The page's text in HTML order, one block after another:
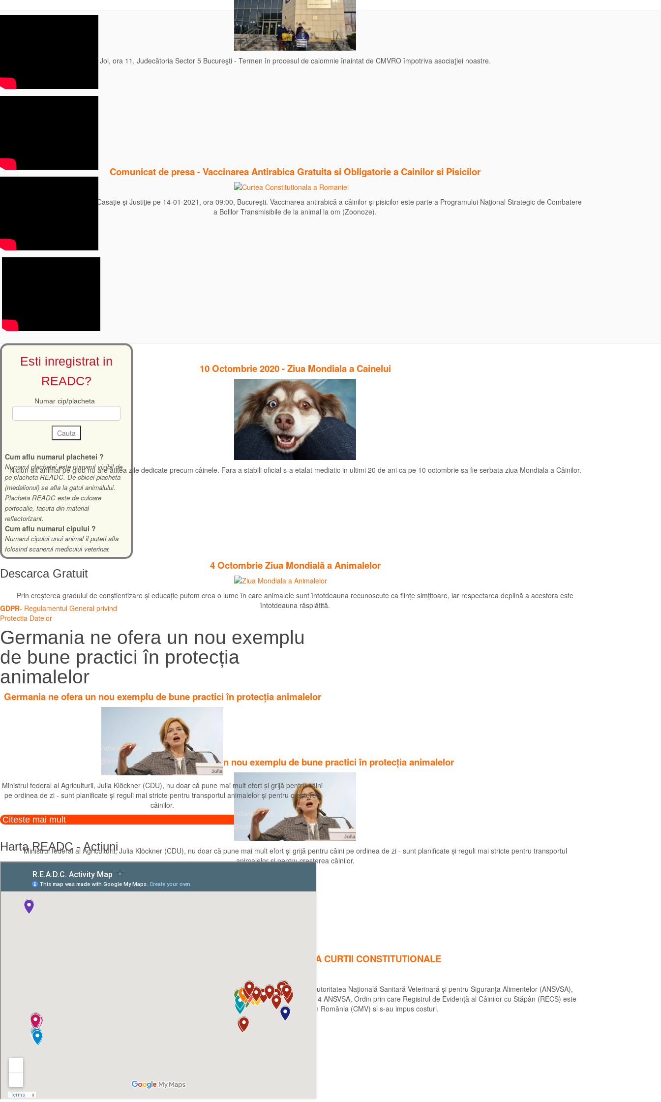
Joi, ora 11, Judecătoria Sector 5 Bucureşti - Termen în procesul de calomnie înaintat de CMVRO împotriva asociaţiei noastre.
Comunicat de presa - Vaccinarea Antirabica Gratuita si Obligatorie a Cainilor si Pisicilor
Se decide la Înalta Curte de Casaţie şi Justiţie pe 14-01-2021, ora 09:00, Bucureşti. Vaccinarea antirabică a câinilor şi pisicilor este parte a Programului Naţional Strategic de Combatere
a Bolilor Transmisibile de la animal la om (Zoonoze).
10 Octombrie 2020 - Ziua Mondiala a Cainelui
Niciun alt animal pe glob nu are atitea zile dedicate precum câinele. Fara a stabili oficial s-a etalat mediatic in ultimi 20 de ani ca pe 10 octombrie sa fie serbata ziua Mondiala a Câinilor.
Citeste mai mult
4 Octombrie Ziua Mondială a Animalelor
Prin creșterea gradului de conștientizare și educație putem crea o lume în care animalele sunt întotdeauna recunoscute ca ființe simțitoare, iar respectarea deplină a acestora este
întotdeauna răsplătită.
Citeste mai mult
Germania ne ofera un nou exemplu de bune practici în protecția animalelor
Ministrul federal al Agriculturii, Julia Klöckner (CDU), nu doar că pune mai mult efort și grijă pentru câini pe ordinea de zi - sunt planificate și reguli mai stricte pentru transportul
animalelor și pentru creșterea câinilor.
Citeste mai mult
MAFIA VETERINARA DIN NOU PE MASA CURTII CONSTITUTIONALE
Un câștig pentru 9 milioane de proprietari de carnasiere. Asociația R.E.A.D.C a dat în judecată Autoritatea Națională Sanitară Veterinară și pentru Siguranța Alimentelor (ANSVSA),
acțiune prin care a solicitat anularea art. 2 lit. k și art. 9 alin. 4 teza întai din Anexa Ordinului 1/2014 ANSVSA, Ordin prin care Registrul de Evidență al Câinilor cu Stăpân (RECS) este
atribuit în gestiunea Colegiului Medicilor Vetreinari din România (CMV) si s-au impus costuri.
Citeste mai mult
Esti inregistrat in
READC?
Numar cip/placheta
Cum aflu numarul plachetei ?
Numarul plachetei este numarul vizibil de
pe placheta READC. De obicei placheta
(medalionul) se afla la gatul animalului.
Placheta READC este de culoare
portocalie, facuta din material
reflectorizant.
Cum aflu numarul cipului ?
Numarul cipului unui animal il puteti afla
folosind scanerul medicului veterinar.
Descarca Gratuit
GDPR- Regulamentul General privind
Protectia Datelor
Germania ne ofera un nou exemplu
de bune practici în protecția
animalelor
Germania ne ofera un nou exemplu de bune practici în protecția animalelor
Ministrul federal al Agriculturii, Julia Klöckner (CDU), nu doar că pune mai mult efort și grijă pentru câini
pe ordinea de zi - sunt planificate și reguli mai stricte pentru transportul animalelor și pentru creșterea
câinilor.
Citeste mai mult
Harta READC - Actiuni